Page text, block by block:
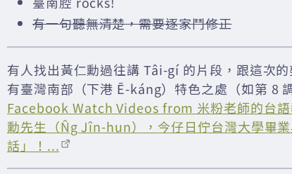
有一句聽無清楚，需要逐家鬥修正
有人找出黃仁勳過往講 Tâi-gí 的片段，跟這次
有臺灣南部（下港 Ē-káng）特色之處（如第 8
Facebook Watch Videos from 米粉老師的台
勳先生（N̂g Jîn-hun），今仔日佇台灣大學畢
話」！...